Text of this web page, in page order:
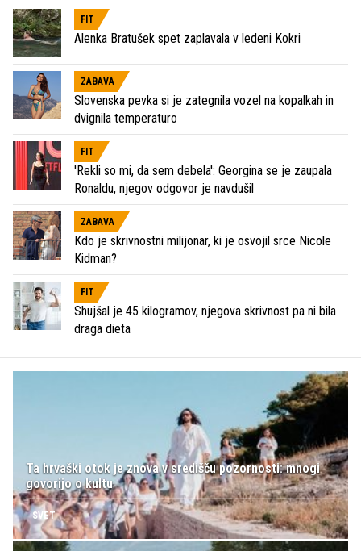
FIT
Alenka Bratušek spet zaplavala v ledeni Kokri
ZABAVA
Slovenska pevka si je zategnila vozel na kopalkah in
dvignila temperaturo
FIT
'Rekli so mi, da sem debela': Georgina se je zaupala
Ronaldu, njegov odgovor je navdušil
ZABAVA
Kdo je skrivnostni milijonar, ki je osvojil srce Nicole
Kidman?
FIT
Shujšal je 45 kilogramov, njegova skrivnost pa ni bila
draga dieta
Ta hrvaški otok je znova v središču pozornosti: mnogi
govorijo o kultu
SVET